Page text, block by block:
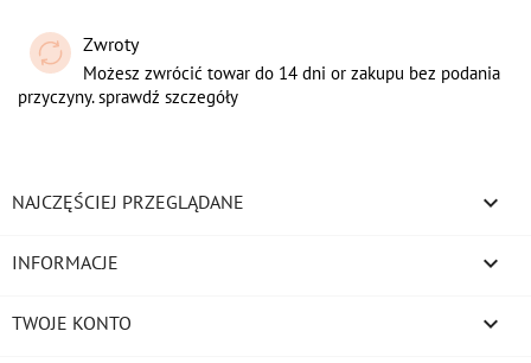
Zwroty
Możesz zwrócić towar do 14 dni or zakupu bez podania
przyczyny. sprawdź szczegóły
NAJCZĘŚCIEJ PRZEGLĄDANE 
INFORMACJE 
TWOJE KONTO 